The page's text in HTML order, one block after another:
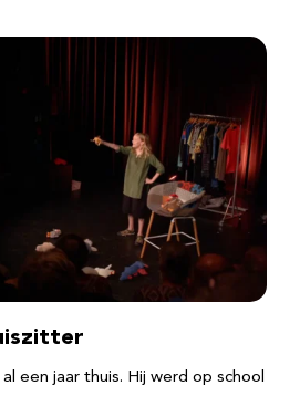
een jaar thuis. Hij werd op school